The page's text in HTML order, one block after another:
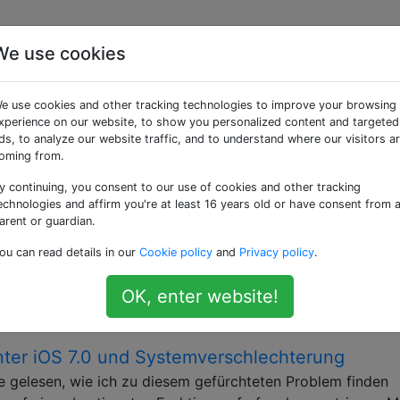
getaggte Fragen
Zeichenvorgänge unter Mac OS X und iOS.
unter einem UIView?
den unteren Rand eines UIViewin Cocoa Touch zu
Schatten zeichnen sollte , aber die 2D-
etwas vage: Speichern Sie den Grafikstatus. Rufen Sie
übergeben Sie die entsprechenden Werte. Führen
core-graphics
iOS 7.0 und Systemverschlechterung
gelesen, wie ich zu diesem gefürchteten Problem finden
use cookies
use cookies and other tracking technologies to improve your browsing
on our website, to show you personalized content and targeted
to analyze our website traffic, and to understand where our visitors
from.
continuing, you consent to our use of cookies and other tracking
and affirm you're at least 16 years old or have consent from a
or guardian.
can read details in our Cookie policy and Privacy policy.
OK, enter website!